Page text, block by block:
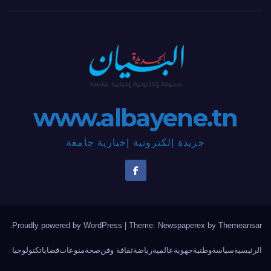
www.albayene.tn
جريدة إلكترونية إخبارية جامعة
Proudly powered by WordPress Theme: Newspaperex by Themeansar
.
الرئيسيةسياسةوطنيةجهويةعالميةرياضةثقافة وفنصحةمنوعاتقضاياتكنولوجيا